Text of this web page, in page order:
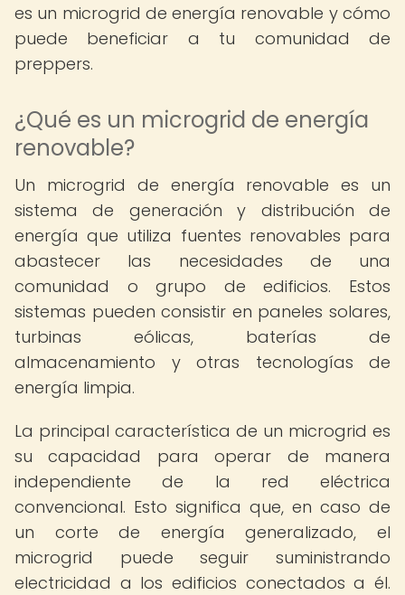
es un microgrid de energía renovable y cómo
puede beneficiar a tu comunidad de
preppers.
¿Qué es un microgrid de energía
renovable?
Un microgrid de energía renovable es un
sistema de generación y distribución de
energía que utiliza fuentes renovables para
abastecer las necesidades de una
comunidad o grupo de edificios. Estos
sistemas pueden consistir en paneles solares,
turbinas eólicas, baterías de
almacenamiento y otras tecnologías de
energía limpia.
La principal característica de un microgrid es
su capacidad para operar de manera
independiente de la red eléctrica
convencional. Esto significa que, en caso de
un corte de energía generalizado, el
microgrid puede seguir suministrando
electricidad a los edificios conectados a él.